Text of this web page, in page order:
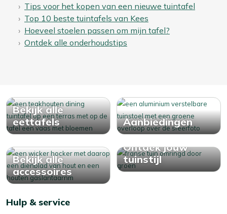
Tips voor het kopen van een nieuwe tuintafel
Top 10 beste tuintafels van Kees
Hoeveel stoelen passen om mijn tafel?
Ontdek alle onderhoudstips
Bekijk alle
eettafels
Aanbiedingen
Bekijk alle
accessoires
Ontdek jouw
tuinstijl
Hulp & service